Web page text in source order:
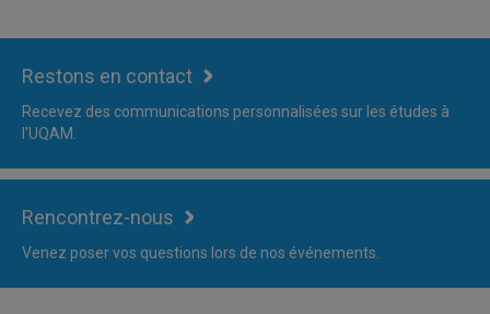
Restons en contact
Recevez des communications personnalisées sur les études à
l'UQAM.
Rencontrez-nous
Venez poser vos questions lors de nos événements.